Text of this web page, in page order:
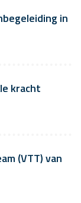
in
kracht
(VTT) van